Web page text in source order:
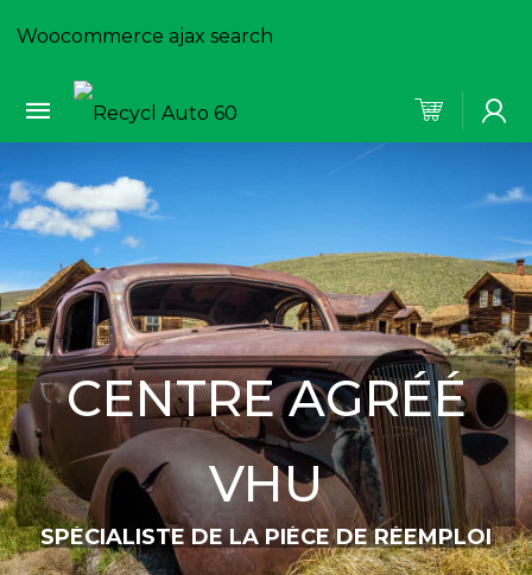
Woocommerce ajax search
CENTRE AGRÉÉ
VHU
SPÉCIALISTE DE LA PIÈCE DE RÉEMPLOI